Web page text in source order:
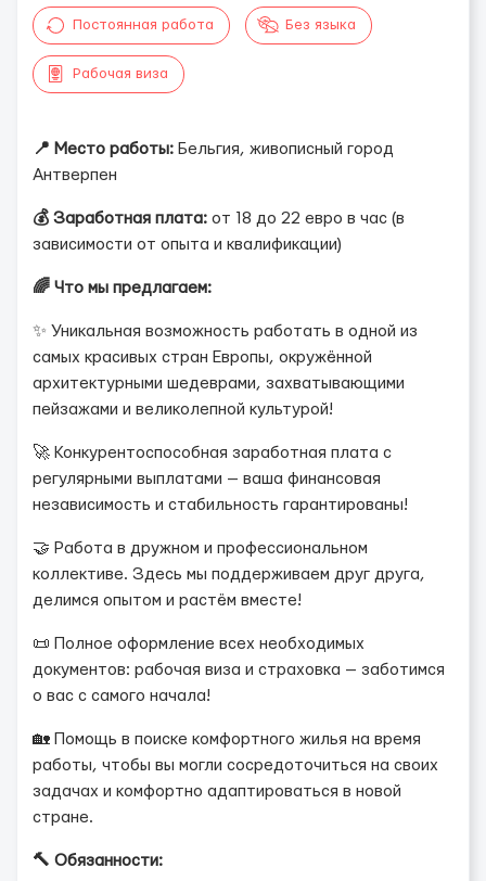
Постоянная работа Без языка
Рабочая виза
📍 Место работы: Бельгия, живописный город
Антверпен
💰 Заработная плата: от 18 до 22 евро в час (в
зависимости от опыта и квалификации)
🌈 Что мы предлагаем:
✨ Уникальная возможность работать в одной из
самых красивых стран Европы, окружённой
архитектурными шедеврами, захватывающими
пейзажами и великолепной культурой!
🚀 Конкурентоспособная заработная плата с
регулярными выплатами — ваша финансовая
независимость и стабильность гарантированы!
🤝 Работа в дружном и профессиональном
коллективе. Здесь мы поддерживаем друг друга,
делимся опытом и растём вместе!
📜 Полное оформление всех необходимых
документов: рабочая виза и страховка — заботимся
о вас с самого начала!
🏡 Помощь в поиске комфортного жилья на время
работы, чтобы вы могли сосредоточиться на своих
задачах и комфортно адаптироваться в новой
стране.
🔨 Обязанности: